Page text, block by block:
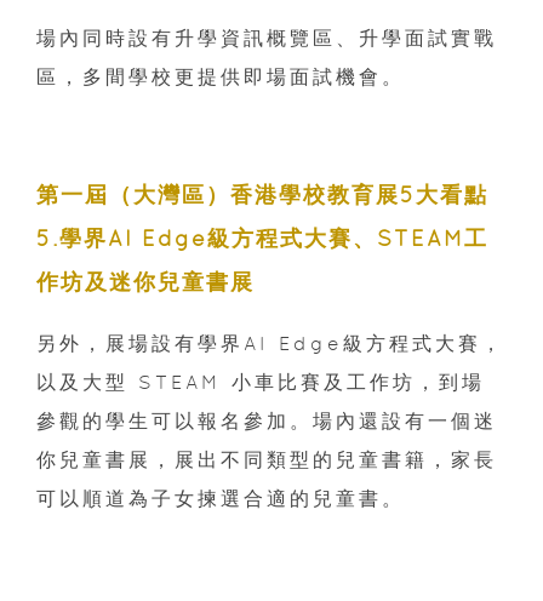
場內同時設有升學資訊概覽區、升學面試實戰
區，多間學校更提供即場面試機會。
第一屆（大灣區）香港學校教育展5大看點
5.學界AI Edge級方程式大賽、STEAM工
作坊及迷你兒童書展
另外，展場設有學界AI Edge級方程式大賽，
以及大型 STEAM 小車比賽及工作坊，到場
參觀的學生可以報名參加。場內還設有一個迷
你兒童書展，展出不同類型的兒童書籍，家長
可以順道為子女揀選合適的兒童書。